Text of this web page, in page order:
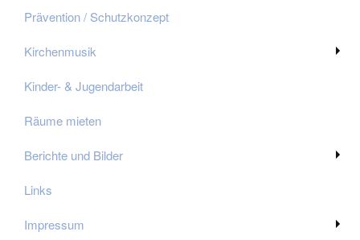
Prävention / Schutzkonzept
Kirchenmusik
Kinder- & Jugendarbeit
Räume mieten
Berichte und Bilder
Links
Impressum